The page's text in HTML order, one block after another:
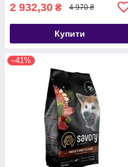
2 932,30 ₴ 4 970 ₴
Купити
–41%